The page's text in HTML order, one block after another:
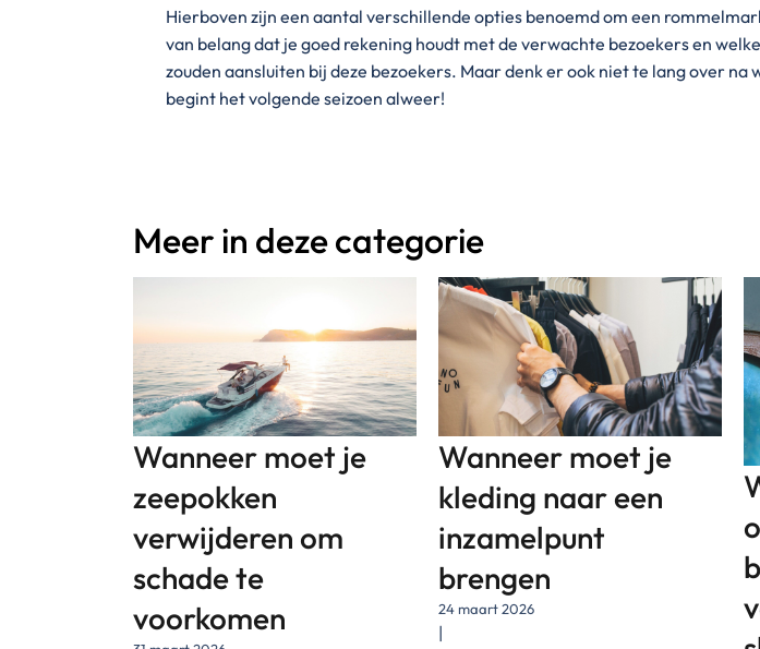
Hierboven zijn een aantal verschillende opties benoemd om een
van belang dat je goed rekening houdt met de verwachte bezoekers en
zouden aansluiten bij deze bezoekers. Maar denk er ook niet te lang over na
begint het volgende seizoen alweer!
Meer in deze categorie
Wanneer moet je
zeepokken
verwijderen om
schade te
voorkomen
Wanneer moet je
kleding naar een
inzamelpunt
brengen
24 maart 2026
|